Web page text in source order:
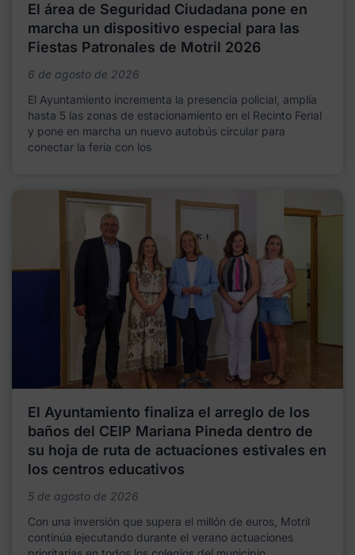
El área de Seguridad Ciudadana pone en
marcha un dispositivo especial para las
Fiestas Patronales de Motril 2026
6 de agosto de 2026
El Ayuntamiento incrementa la presencia policial, amplía
hasta 5 las zonas de estacionamiento en el Recinto Ferial
y pone en marcha un nuevo autobús circular para
conectar la feria con los
El Ayuntamiento finaliza el arreglo de los
baños del CEIP Mariana Pineda dentro de
su hoja de ruta de actuaciones estivales en
los centros educativos
5 de agosto de 2026
Con una inversión que supera el millón de euros, Motril
continúa ejecutando durante el verano actuaciones